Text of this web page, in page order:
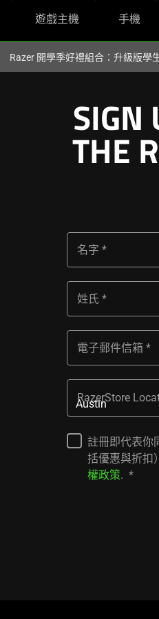
遊戲主機 手機
Razer 開學季好禮組合：升級版學
SIGN
THE
名字
姓氏
電子郵件信箱
RazerStore
註冊即代表你
括優惠與折扣
權政策.